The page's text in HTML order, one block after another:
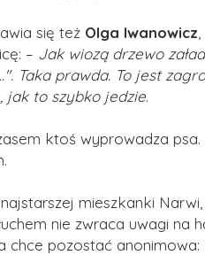
się też Olga Iwanowicz
– Jak wiozą drzewo
Taka prawda. To jest
jak to szybko jedzie.
ktoś wyprowadza
mieszkanki
nie zwraca uwagi na
chce pozostać anonimowa: